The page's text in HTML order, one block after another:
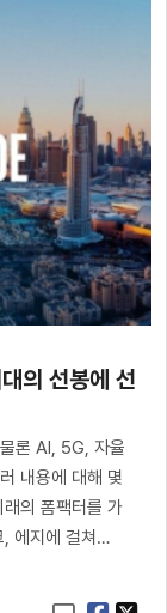
의 선봉에 선
론 AI, 5G, 자율
내용에 대해 몇
의 폼팩터를 가
, 에지에 걸쳐…